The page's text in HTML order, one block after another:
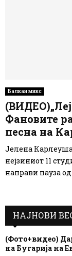
Балкан микс
Фановите
песна на
Јелена Карлеуша
нејзиниот 11
направи пауза
НАЈНОВИ
(Фото+видео)
на Бугарија на